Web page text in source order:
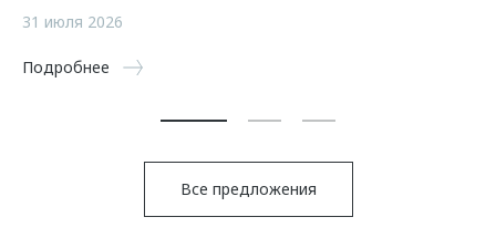
31 июля 2026
Подробнее
Все предложения